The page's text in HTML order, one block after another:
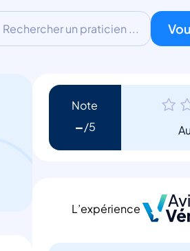
Rechercher un praticien ...
Note
-
L’expérience